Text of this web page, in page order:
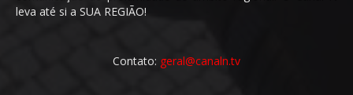
leva até si a SUA REGIÃO!
Contato: geral@canaln.tv